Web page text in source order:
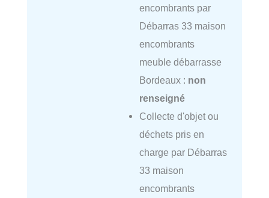
encombrants par
Débarras 33 maison
encombrants
meuble débarrasse
Bordeaux : non
renseigné
Collecte d'objet ou
déchets pris en
charge par Débarras
33 maison
encombrants